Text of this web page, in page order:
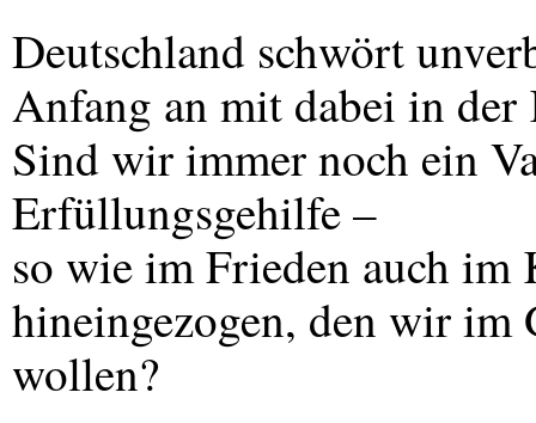
Deutschland schwört
Anfang an mit dabei in
Sind wir immer noch ein
Erfüllungsgehilfe –
so wie im Frieden auch
hineingezogen, den wir im
wollen?